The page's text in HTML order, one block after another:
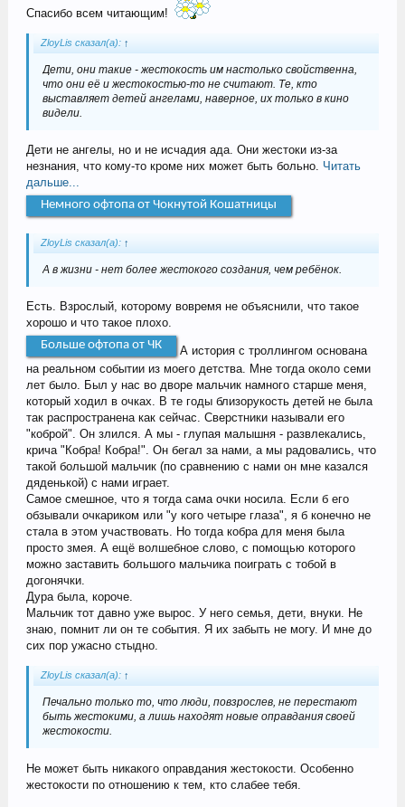
Спасибо всем читающим!
ZloyLis сказал(а): ↑
Дети, они такие - жестокость им настолько свойственна,
что они её и жестокостью-то не считают. Те, кто
выставляет детей ангелами, наверное, их только в кино
видели.
Дети не ангелы, но и не исчадия ада. Они жестоки из-за
незнания, что кому-то кроме них может быть больно. Читать
дальше...
Немного офтопа от Чокнутой Кошатницы
ZloyLis сказал(а): ↑
А в жизни - нет более жестокого создания, чем ребёнок.
Есть. Взрослый, которому вовремя не объяснили, что такое
хорошо и что такое плохо.
Больше офтопа от ЧК
А история с троллингом основана
на реальном событии из моего детства. Мне тогда около семи
лет было. Был у нас во дворе мальчик намного старше меня,
который ходил в очках. В те годы близорукость детей не была
так распространена как сейчас. Сверстники называли его
"коброй". Он злился. А мы - глупая малышня - развлекались,
крича "Кобра! Кобра!". Он бегал за нами, а мы радовались, что
такой большой мальчик (по сравнению с нами он мне казался
дяденькой) с нами играет.
Самое смешное, что я тогда сама очки носила. Если б его
обзывали очкариком или "у кого четыре глаза", я б конечно не
стала в этом участвовать. Но тогда кобра для меня была
просто змея. А ещё волшебное слово, с помощью которого
можно заставить большого мальчика поиграть с тобой в
догонячки.
Дура была, короче.
Мальчик тот давно уже вырос. У него семья, дети, внуки. Не
знаю, помнит ли он те события. Я их забыть не могу. И мне до
сих пор ужасно стыдно.
ZloyLis сказал(а): ↑
Печально только то, что люди, повзрослев, не перестают
быть жестокими, а лишь находят новые оправдания своей
жестокости.
Не может быть никакого оправдания жестокости. Особенно
жестокости по отношению к тем, кто слабее тебя.